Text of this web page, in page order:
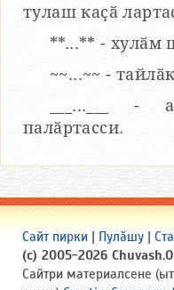
тулаш каҫӑ
**...** - хулӑм
~~...~~ -
___...___ -
палӑртасси.
Сайт пирки | Пулӑшу |
(c) 2005-2026
Сайтри материалсене